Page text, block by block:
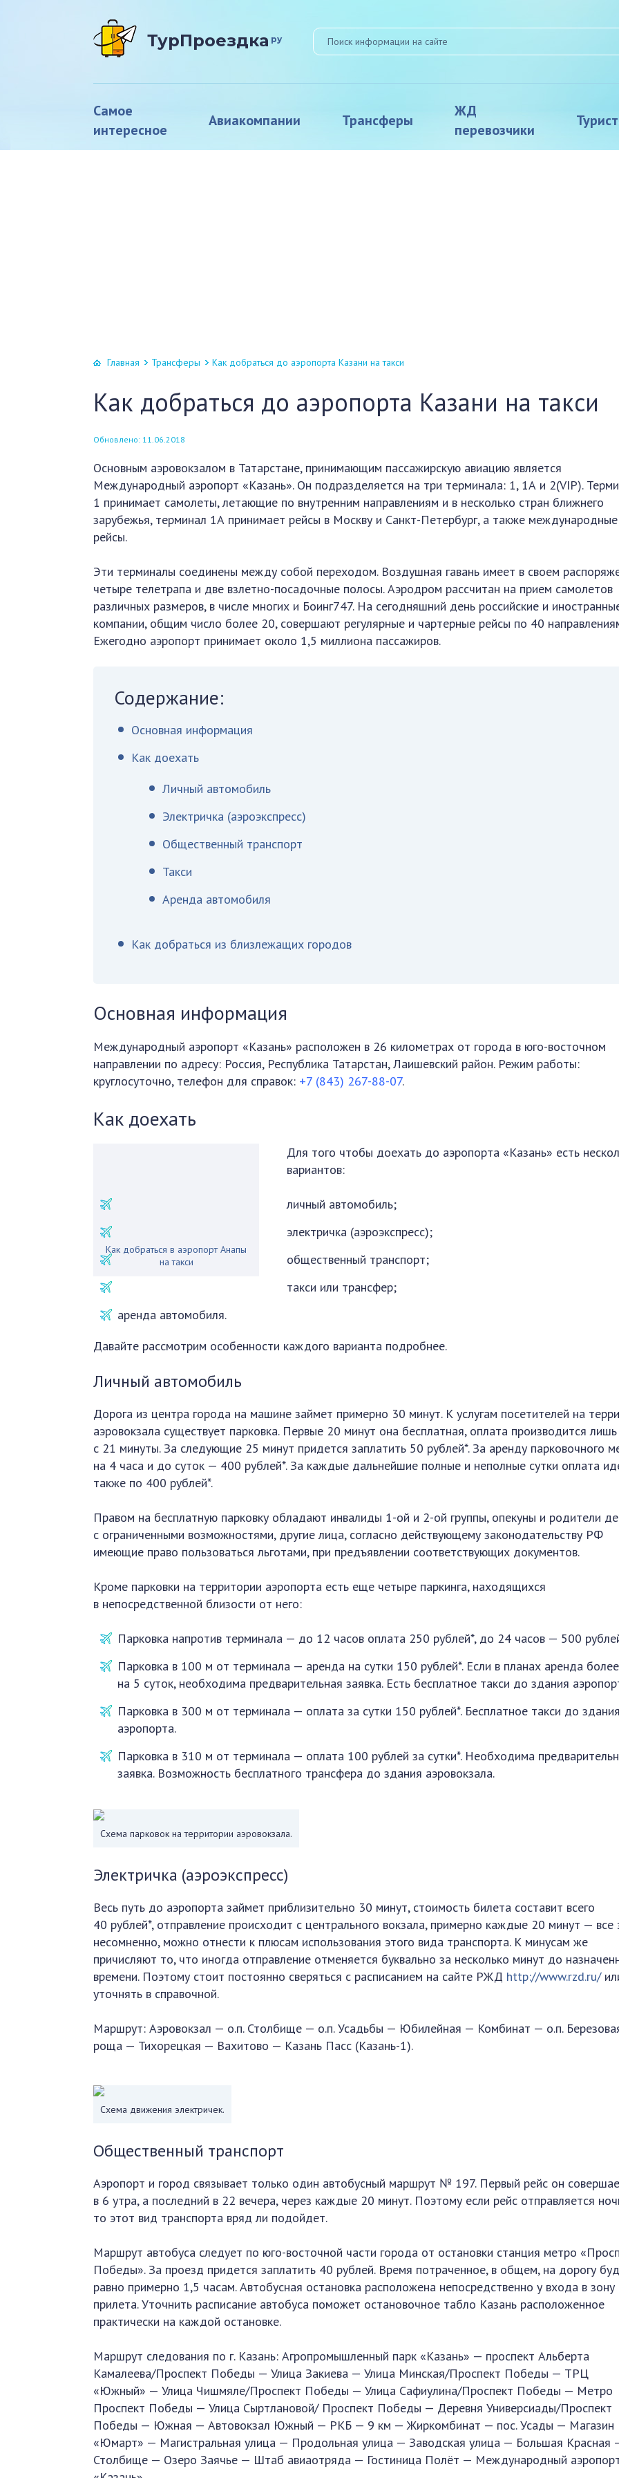
ТурПроездка ру
Самое
интересное
Авиакомпании Трансферы
ЖД
перевозчики
Главная Трансферы Как добраться до аэропорта Казани на такси
Как добраться до аэропорта Казани на такси
Обновлено: 11.06.2018
Основным аэровокзалом в Татарстане, принимающим пассажирскую авиацию является
Международный аэропорт «Казань». Он подразделяется на три терминала: 1, 1А и 2(VIP).
1 принимает самолеты, летающие по внутренним направлениям и в несколько стран ближнего
зарубежья, терминал 1А принимает рейсы в Москву и Санкт-Петербург, а также международные
рейсы.
Эти терминалы соединены между собой переходом. Воздушная гавань имеет в своем
четыре телетрапа и две взлетно-посадочные полосы. Аэродром рассчитан на прием самолетов
различных размеров, в числе многих и Боинг747. На сегодняшний день российские и
компании, общим число более 20, совершают регулярные и чартерные рейсы по 40
Ежегодно аэропорт принимает около 1,5 миллиона пассажиров.
Содержание:
Основная информация
Как доехать
Личный автомобиль
Электричка (аэроэкспресс)
Общественный транспорт
Такси
Аренда автомобиля
Как добраться из близлежащих городов
Основная информация
Международный аэропорт «Казань» расположен в 26 километрах от города в юго-восточном
направлении по адресу: Россия, Республика Татарстан, Лаишевский район. Режим работы:
круглосуточно, телефон для справок: +7 (843) 267-88-07.
Как доехать
Как добраться в аэропорт Анапы
на такси
Для того чтобы доехать до аэропорта «Казань» есть
вариантов:
личный автомобиль;
электричка (аэроэкспресс);
общественный транспорт;
такси или трансфер;
аренда автомобиля.
Давайте рассмотрим особенности каждого варианта подробнее.
Личный автомобиль
Дорога из центра города на машине займет примерно 30 минут. К услугам посетителей на
аэровокзала существует парковка. Первые 20 минут она бесплатная, оплата производится лишь
с 21 минуты. За следующие 25 минут придется заплатить 50 рублей*. За аренду парковочного
на 4 часа и до суток — 400 рублей*. За каждые дальнейшие полные и неполные сутки оплата
также по 400 рублей*.
Правом на бесплатную парковку обладают инвалиды 1-ой и 2-ой группы, опекуны и родители
с ограниченными возможностями, другие лица, согласно действующему законодательству РФ
имеющие право пользоваться льготами, при предъявлении соответствующих документов.
Кроме парковки на территории аэропорта есть еще четыре паркинга, находящихся
в непосредственной близости от него:
Парковка напротив терминала — до 12 часов оплата 250 рублей*, до 24 часов — 500
Парковка в 100 м от терминала — аренда на сутки 150 рублей*. Если в планах аренда
на 5 суток, необходима предварительная заявка. Есть бесплатное такси до здания
Парковка в 300 м от терминала — оплата за сутки 150 рублей*. Бесплатное такси до здания
аэропорта.
Парковка в 310 м от терминала — оплата 100 рублей за сутки*. Необходима
заявка. Возможность бесплатного трансфера до здания аэровокзала.
Схема парковок на территории аэровокзала.
Электричка (аэроэкспресс)
Весь путь до аэропорта займет приблизительно 30 минут, стоимость билета составит всего
40 рублей*, отправление происходит с центрального вокзала, примерно каждые 20 минут — все
несомненно, можно отнести к плюсам использования этого вида транспорта. К минусам же
причисляют то, что иногда отправление отменяется буквально за несколько минут до
времени. Поэтому стоит постоянно сверяться с расписанием на сайте РЖД http://www.rzd.ru/
уточнять в справочной.
Маршрут: Аэровокзал — о.п. Столбище — о.п. Усадьбы — Юбилейная — Комбинат — о.п.
роща — Тихорецкая — Вахитово — Казань Пасс (Казань-1).
Схема движения электричек.
Общественный транспорт
Аэропорт и город связывает только один автобусный маршрут № 197. Первый рейс он
в 6 утра, а последний в 22 вечера, через каждые 20 минут. Поэтому если рейс отправляется
то этот вид транспорта вряд ли подойдет.
Маршрут автобуса следует по юго-восточной части города от остановки станция метро
Победы». За проезд придется заплатить 40 рублей. Время потраченное, в общем, на дорогу
равно примерно 1,5 часам. Автобусная остановка расположена непосредственно у входа в зону
прилета. Уточнить расписание автобуса поможет остановочное табло Казань расположенное
практически на каждой остановке.
Маршрут следования по г. Казань: Агропромышленный парк «Казань» — проспект Альберта
Камалеева/Проспект Победы — Улица Закиева — Улица Минская/Проспект Победы — ТРЦ
«Южный» — Улица Чишмяле/Проспект Победы — Улица Сафиулина/Проспект Победы — Метро
Проспект Победы — Улица Сыртлановой/ Проспект Победы — Деревня Универсиады/Проспект
Победы — Южная — Автовокзал Южный — РКБ — 9 км — Жиркомбинат — пос. Усады — Магазин
«Юмарт» — Магистральная улица — Продольная улица — Заводская улица — Большая Красная
Столбище — Озеро Заячье — Штаб авиаотряда — Гостиница Полёт — Международный